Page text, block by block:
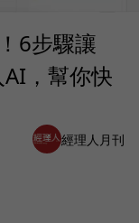
6步驟讓
，幫你快
經理人月刊